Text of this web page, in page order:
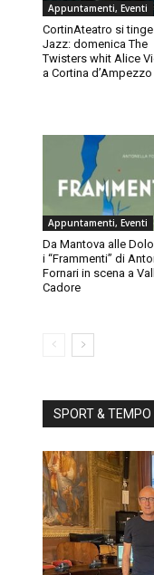
Appuntamenti, Eventi
CortinAteatro si
Jazz: domenica The
Twisters whit Alice
a Cortina d’Ampezzo
Appuntamenti, Eventi
Da Mantova alle
i “Frammenti” di
Fornari in scena a
Cadore
SPORT & TEMPO